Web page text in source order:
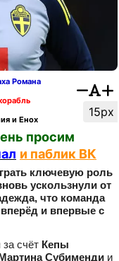
15px
Романа
и Енох
просим
и паблик ВК
ключевую роль
ускользнули от
что команда
и впервые с
счёт Кепы
Субименди и